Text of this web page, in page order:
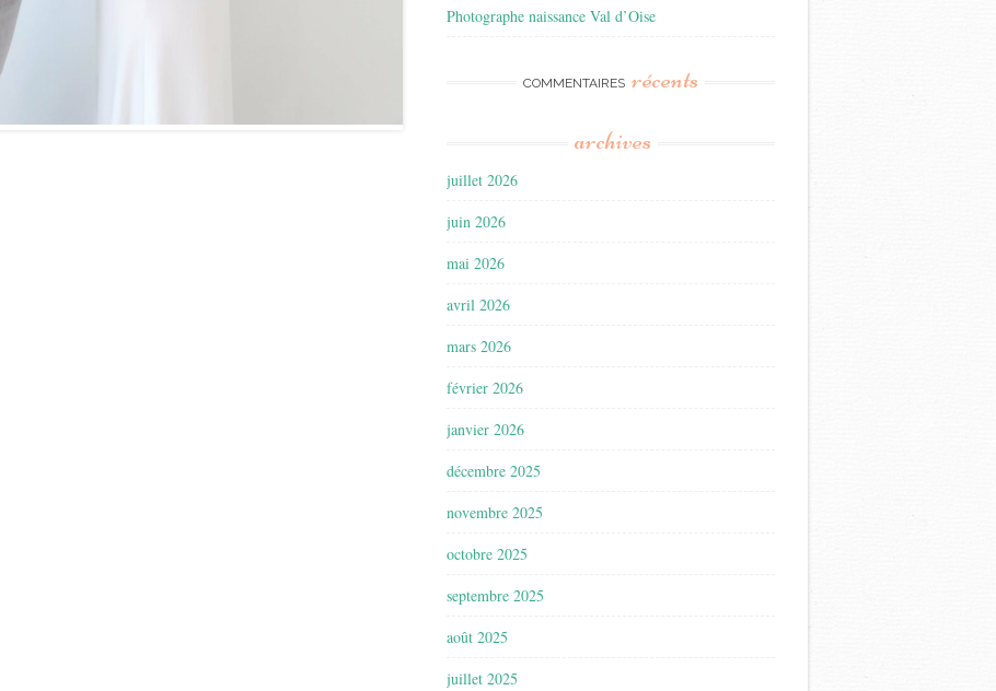
Photographe naissance Val d’Oise
COMMENTAIRES récents
archives
juillet 2026
juin 2026
mai 2026
avril 2026
mars 2026
février 2026
janvier 2026
décembre 2025
novembre 2025
octobre 2025
septembre 2025
août 2025
juillet 2025